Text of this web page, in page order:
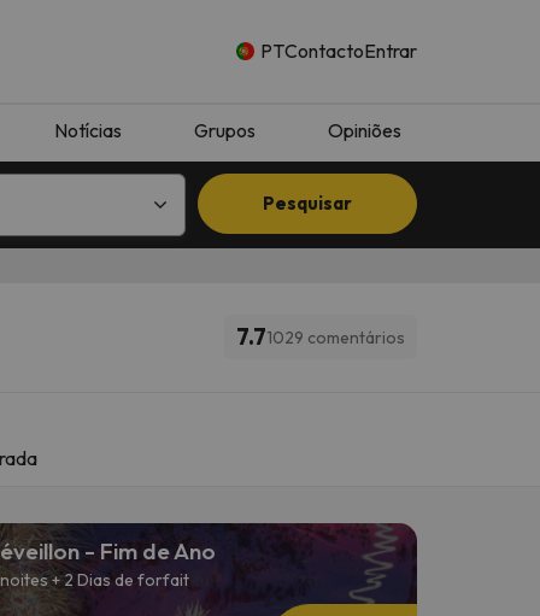
PTContactoEntrar
Notícias Grupos Opiniões
Pesquisar
7.71029 comentários
- Fim de Ano
+ 2 Dias de forfait